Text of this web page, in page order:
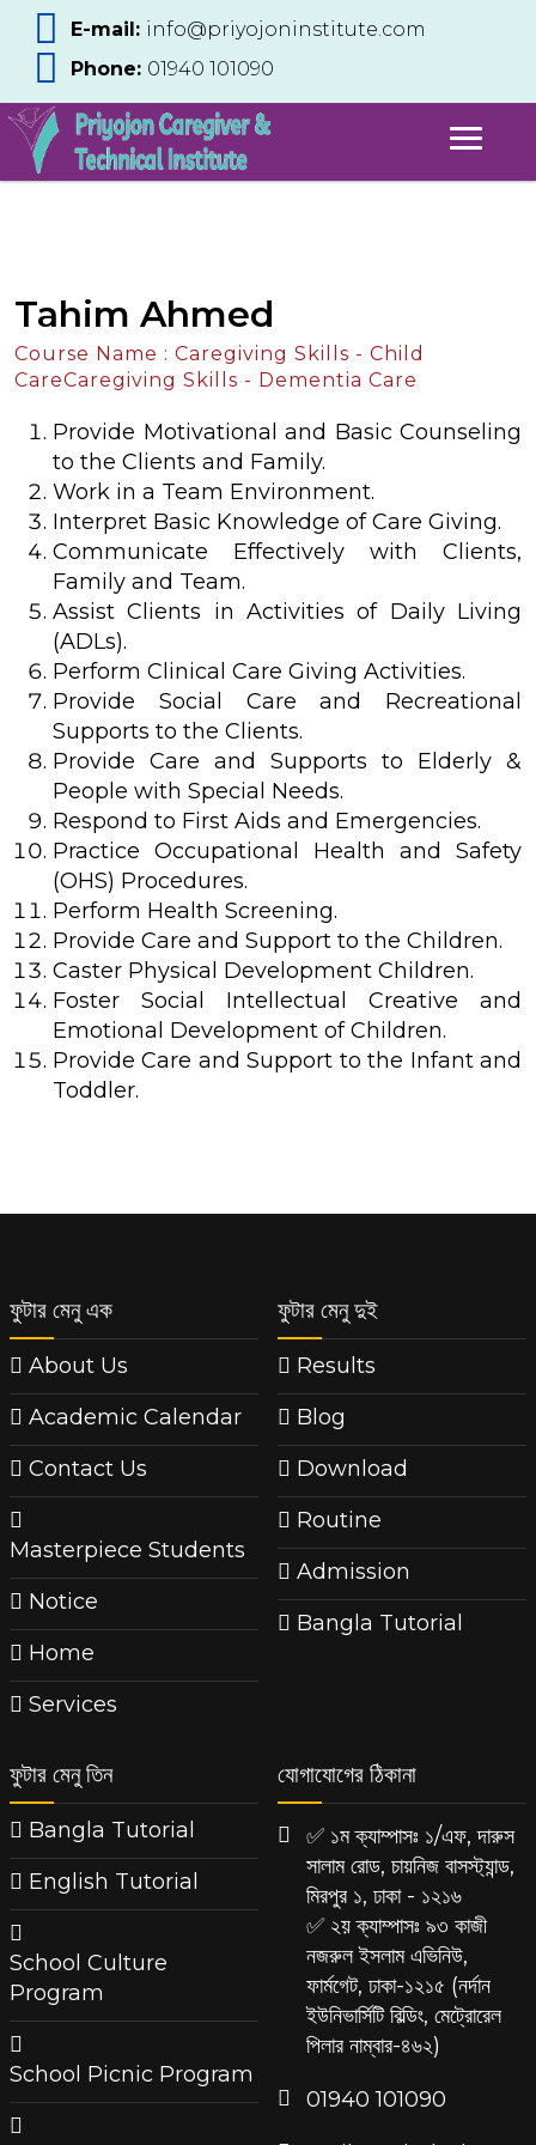
E-mail: info@priyojoninstitute.com
Phone: ‪01940 101090
Tahim Ahmed
Course Name : Caregiving Skills - Child
CareCaregiving Skills - Dementia Care
Provide Motivational and Basic Counseling
to the Clients and Family.
Work in a Team Environment.
Interpret Basic Knowledge of Care Giving.
Communicate Effectively with Clients,
Family and Team.
Assist Clients in Activities of Daily Living
(ADLs).
Perform Clinical Care Giving Activities.
Provide Social Care and Recreational
Supports to the Clients.
Provide Care and Supports to Elderly &
People with Special Needs.
Respond to First Aids and Emergencies.
Practice Occupational Health and Safety
(OHS) Procedures.
Perform Health Screening.
Provide Care and Support to the Children.
Caster Physical Development Children.
Foster Social Intellectual Creative and
Emotional Development of Children.
Provide Care and Support to the Infant and
Toddler.
ফুটার মেনু এক
About Us
Academic Calendar
Contact Us
Masterpiece Students
Notice
Home
Services
ফুটার মেনু দুই
Results
Blog
Download
Routine
Admission
Bangla Tutorial
ফুটার মেনু তিন
Bangla Tutorial
English Tutorial
School Culture
Program
School Picnic Program
যোগাযোগের ঠিকানা
✅ ১ম ক্যাম্পাসঃ ১/এফ, দারুস
সালাম রোড, চায়নিজ বাসস্ট্যান্ড,
মিরপুর ১, ঢাকা - ১২১৬
✅ ২য় ক্যাম্পাসঃ ৯৩ কাজী
নজরুল ইসলাম এভিনিউ,
ফার্মগেট, ঢাকা-১২১৫ (নর্দান
ইউনিভার্সিটি বিল্ডিং, মেট্রোরেল
পিলার নাম্বার-৪৬২)
‪01940 101090